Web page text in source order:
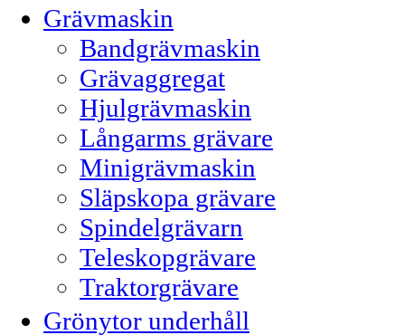
Grävmaskin
Bandgrävmaskin
Grävaggregat
Hjulgrävmaskin
Långarms grävare
Minigrävmaskin
Släpskopa grävare
Spindelgrävarn
Teleskopgrävare
Traktorgrävare
Grönytor underhåll